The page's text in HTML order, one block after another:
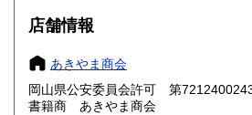
大阪府
奈良県
鳥取県 350円 島根
店舗情報
あきやま商会
岡山県公安委員会許可 第
書籍商 あきやま商会